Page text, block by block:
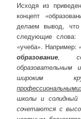
Исходя из
концепт
делаем вывод, что
следующие слова:
«учеба». Например:
образование,
широким
школы и солидный
сочетаются с